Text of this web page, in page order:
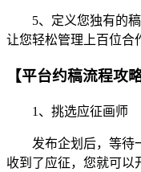
5、定义您独有的稿
让您轻松管理上百位合
【平台约稿流程攻略
1、挑选应征画师
发布企划后，等待一
收到了应征，您就可以